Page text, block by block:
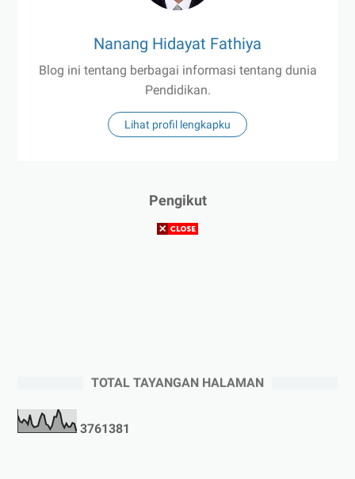
Nanang Hidayat Fathiya
Blog ini tentang berbagai informasi tentang dunia
Pendidikan.
Lihat profil lengkapku
Pengikut
TOTAL TAYANGAN HALAMAN
3761381